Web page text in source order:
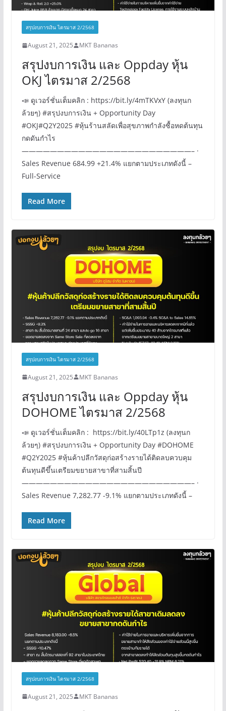
สรุปงบการเงิน ไตรมาส 2/2568
August 21, 2025 MKT Bananas
สรุปงบการเงิน และ Oppday หุ้น
OKJ ไตรมาส 2/2568
📣 ดูเวอร์ชั่นเต็มคลิก : https://bit.ly/4mTKVxY (ลงทุนก
ล้วยๆ) #สรุปงบการเงิน + Opportunity Day
#OKJ#Q2Y2025 #หุ้นร้านสลัดเพื่อสุขภาพกำลังซื้อหดต้นทุน
กดดันกำไร
————————————————————————– ·
Sales Revenue 684.99 +21.4% แยกตามประเภทดังนี้ –
Full-Service
Read More
สรุปงบการเงิน ไตรมาส 2/2568
August 21, 2025 MKT Bananas
สรุปงบการเงิน และ Oppday หุ้น
DOHOME ไตรมาส 2/2568
📣 ดูเวอร์ชั่นเต็มคลิก : https://bit.ly/40LTp1z (ลงทุนก
ล้วยๆ) #สรุปงบการเงิน + Opportunity Day #DOHOME
#Q2Y2025 #หุ้นค้าปลีกวัสดุก่อสร้างรายได้ติดลบควบคุม
ต้นทุนดีขึ้นเตรียมขยายสาขาที่สามสิ้นปี
————————————————————————– ·
Sales Revenue 7,282.77 -9.1% แยกตามประเภทดังนี้ –
Read More
สรุปงบการเงิน ไตรมาส 2/2568
August 21, 2025 MKT Bananas